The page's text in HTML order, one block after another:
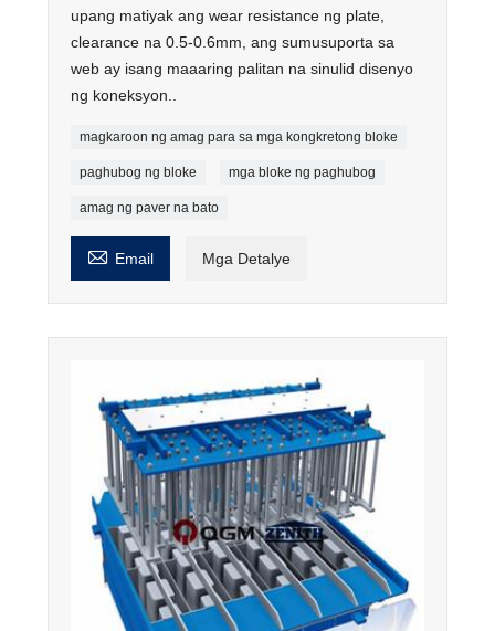
upang matiyak ang wear resistance ng plate,
clearance na 0.5-0.6mm, ang sumusuporta sa
web ay isang maaaring palitan na sinulid disenyo
ng koneksyon..
magkaroon ng amag para sa mga kongkretong bloke
paghubog ng bloke mga bloke ng paghubog
amag ng paver na bato
 Email Mga Detalye